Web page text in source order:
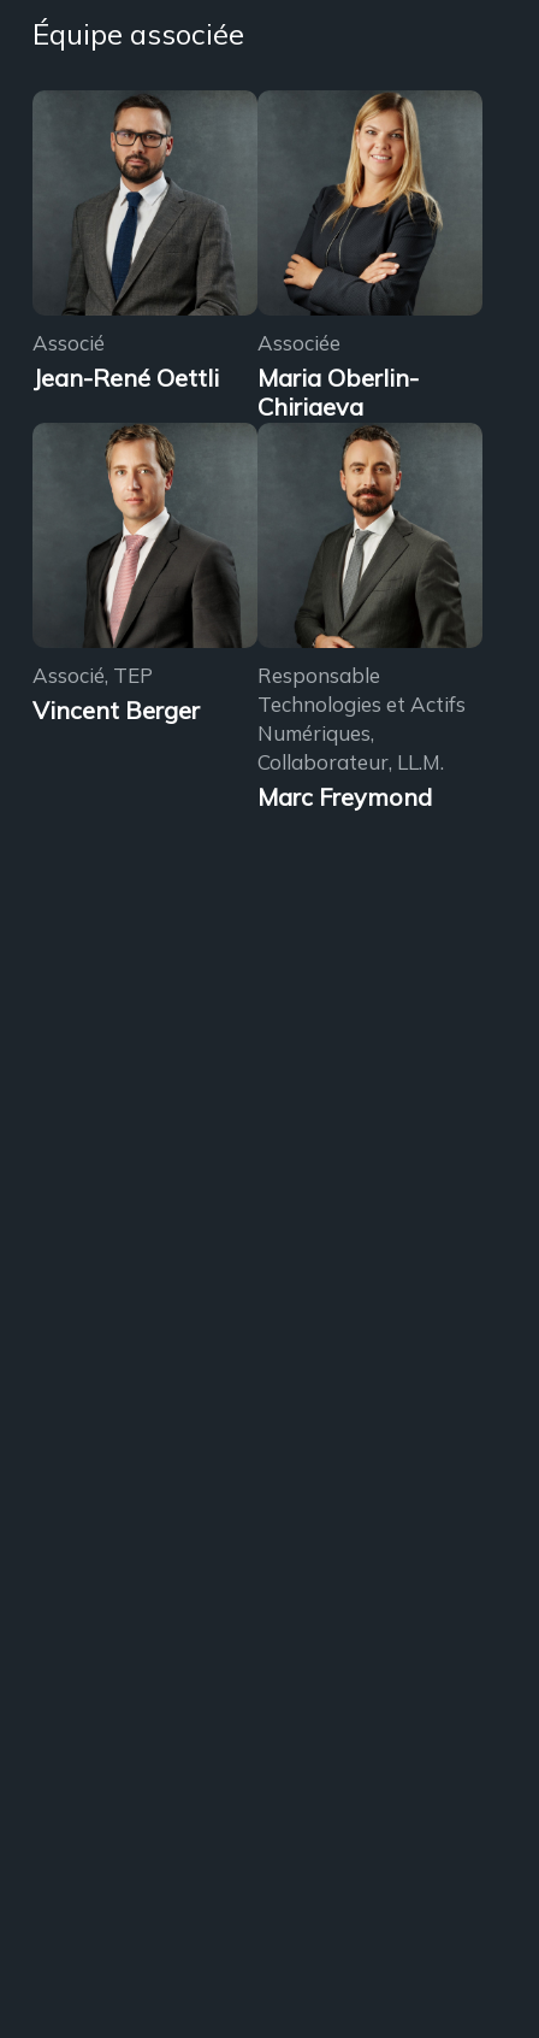
Équipe associée
Associé
Jean-René Oettli
Associée
Maria Oberlin-
Chiriaeva
Associé, TEP
Vincent Berger
Responsable
Technologies et Actifs
Numériques,
Collaborateur, LL.M.
Marc Freymond